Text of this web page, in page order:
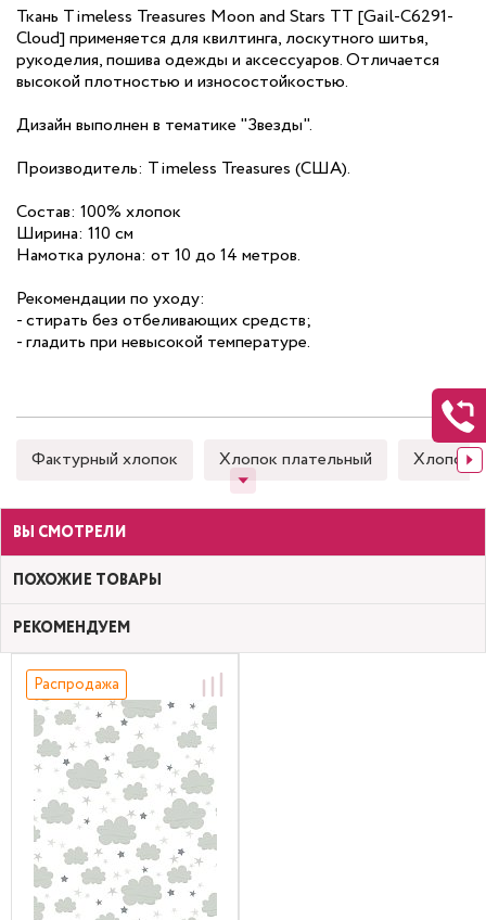
Ткань Timeless Treasures Moon and Stars TT [Gail-C6291-
Cloud] применяется для квилтинга, лоскутного шитья,
рукоделия, пошива одежды и аксессуаров. Отличается
высокой плотностью и износостойкостью.
Дизайн выполнен в тематике "Звезды".
Производитель: Timeless Treasures (США).
Состав: 100% хлопок
Ширина: 110 см
Намотка рулона: от 10 до 14 метров.
Рекомендации по уходу:
- стирать без отбеливающих средств;
- гладить при невысокой температуре.
Фактурный хлопок Хлопок плательный Хлопок
ВЫ СМОТРЕЛИ
ПОХОЖИЕ ТОВАРЫ
РЕКОМЕНДУЕМ
Распродажа